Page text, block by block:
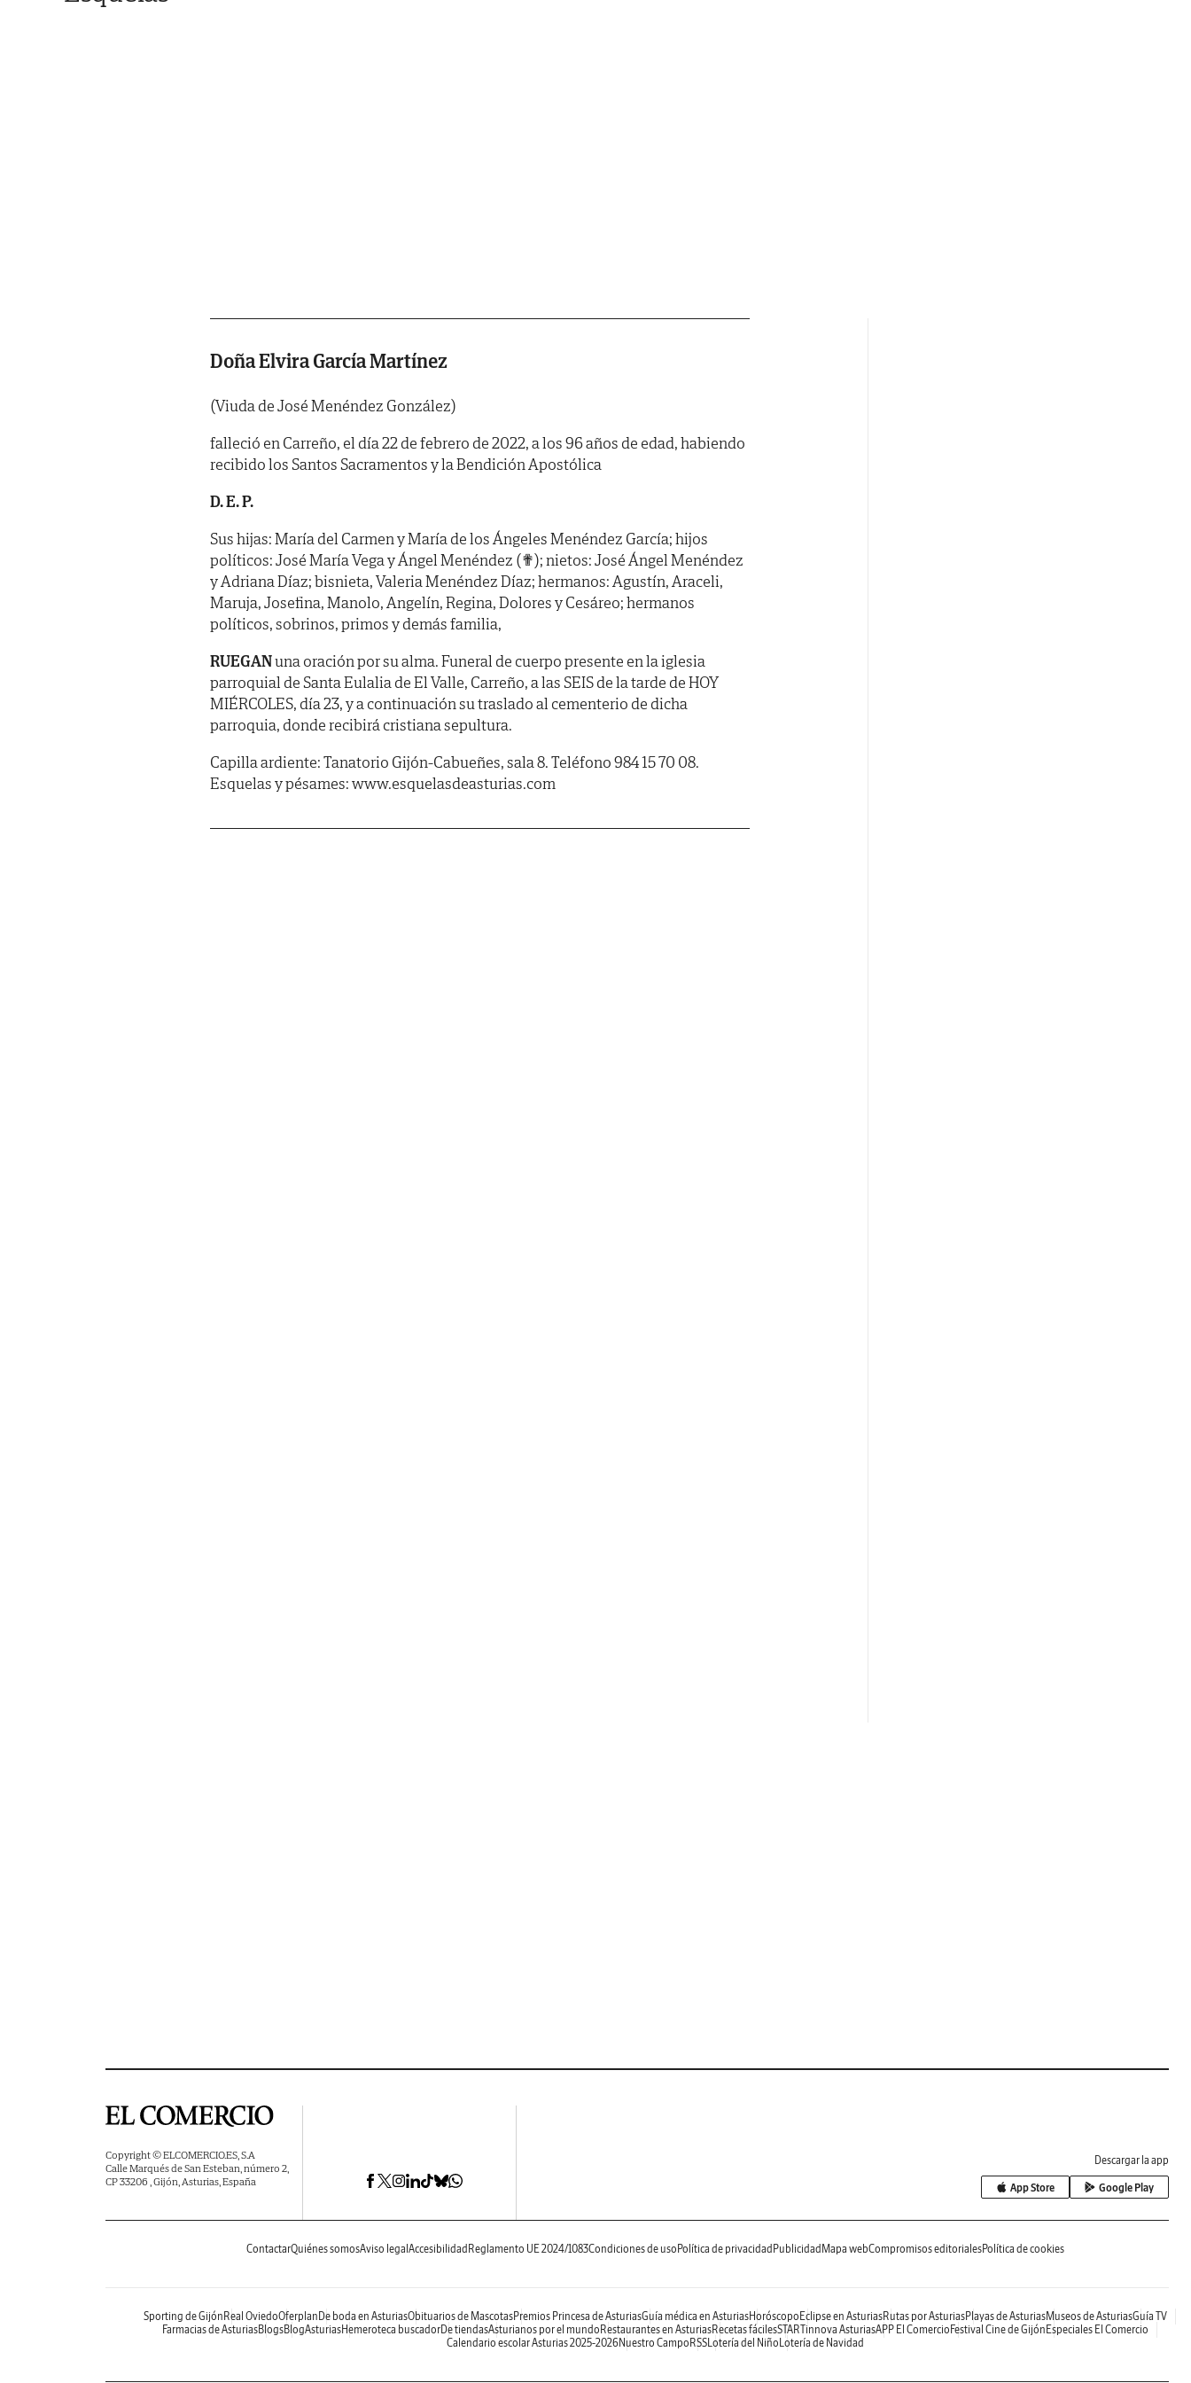
Doña Elvira García Martínez
(Viuda de José Menéndez González)
falleció en Carreño, el día 22 de febrero de 2022, a los 96 años de edad, habiendo
recibido los Santos Sacramentos y la Bendición Apostólica
D. E. P.
Sus hijas: María del Carmen y María de los Ángeles Menéndez García; hijos
políticos: José María Vega y Ángel Menéndez (✟); nietos: José Ángel Menéndez
y Adriana Díaz; bisnieta, Valeria Menéndez Díaz; hermanos: Agustín, Araceli,
Maruja, Josefina, Manolo, Angelín, Regina, Dolores y Cesáreo; hermanos
políticos, sobrinos, primos y demás familia,
RUEGANuna oración por su alma. Funeral de cuerpo presente en la iglesia
parroquial de Santa Eulalia de El Valle, Carreño, a las SEIS de la tarde de HOY
MIÉRCOLES, día 23, y a continuación su traslado al cementerio de dicha
parroquia, donde recibirá cristiana sepultura.
Capilla ardiente: Tanatorio Gijón-Cabueñes, sala 8. Teléfono 984 15 70 08.
Esquelas y pésames: www.esquelasdeasturias.com
Copyright © ELCOMERCIO.ES, S.A
Calle Marqués de San Esteban, número 2,
CP 33206 , Gijón, Asturias, España
Descargar la app
App Store Google Play
ContactarQuiénes somosAviso legal Accesibilidad Reglamento UE 2024/1083Condiciones de uso Política de privacidad Publicidad Mapa webCompromisos editorialesPolítica de cookies
Sporting de Gijón Real OviedoOferplan De boda en AsturiasObituarios de MascotasPremios Princesa de AsturiasGuía médica en AsturiasHoróscopo Eclipse en AsturiasRutas por AsturiasPlayas de AsturiasMuseos de AsturiasGuía TV
Farmacias de AsturiasBlogsBlogAsturiasHemeroteca buscadorDe tiendasAsturianos por el mundo Restaurantes en AsturiasRecetas fácilesSTARTinnova AsturiasAPP El Comercio Festival Cine de Gijón Especiales El Comercio
Calendario escolar Asturias 2025-2026Nuestro Campo RSSLotería del Niño Lotería de Navidad